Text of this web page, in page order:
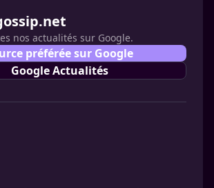
nos actualités sur Google.
préférée sur Google
Google Actualités